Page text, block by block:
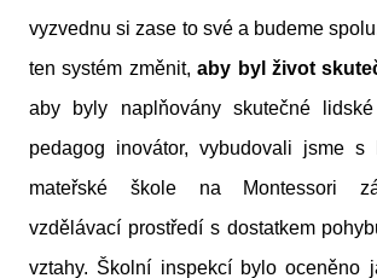
vyzvednu si zase to své a budeme
ten systém změnit,aby byl život
aby byly naplňovány skutečné
pedagog inovátor, vybudovali jsme
mateřské škole na Montessori
vzdělávací prostředí s dostatkem
vztahy. Školní inspekcí bylo oceněno